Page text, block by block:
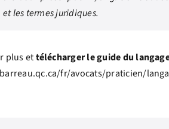
et les termes juridiques.
plus ettélécharger le guide du
fr/avocats/praticien/